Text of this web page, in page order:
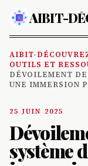
AIBIT-
OUTILS ET
DÉVOILEMENT
UNE IMMERSION
25 JUIN 2025
système